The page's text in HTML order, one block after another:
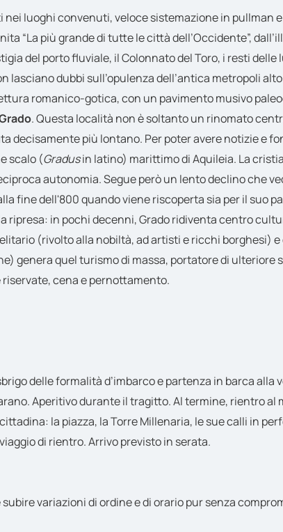
luoghi convenuti, veloce sistemazione in pullman
“La più grande di tutte le città dell’Occidente”,
del porto fluviale, il Colonnato del Toro, i resti
lasciano dubbi sull’opulenza dell’antica metropoli
romanico-gotica, con un pavimento musivo
. Questa località non è soltanto un rinomato
decisamente più lontano. Per poter avere notizie e
scalo (Gradusin latino) marittimo di Aquileia. La
autonomia. Segue però un lento declino che
fine dell'800 quando viene riscoperta sia per il suo
ripresa: in pochi decenni, Grado ridiventa centro
(rivolto alla nobiltà, ad artisti e ricchi borghesi)
genera quel turismo di massa, portatore di ulteriore
cena e pernottamento.
delle formalità d’imbarco e partenza in barca alla
Aperitivo durante il tragitto. Al termine, rientro al
la piazza, la Torre Millenaria, le sue calli in
di rientro. Arrivo previsto in serata.
variazioni di ordine e di orario pur senza